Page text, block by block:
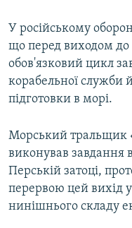
У російському
що перед виходом
обов'язковий цикл
корабельної служби
підготовки в морі.
Морський тральщик
виконував завдання
Перській затоці,
перервою цей вихід
нинішнього складу